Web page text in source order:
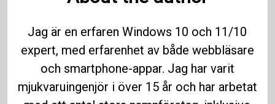
Jag är en erfaren Windows 10 och 11/10
expert, med erfarenhet av både webbläsare
och smartphone-appar. Jag har varit
mjukvaruingenjör i över 15 år och har arbetat